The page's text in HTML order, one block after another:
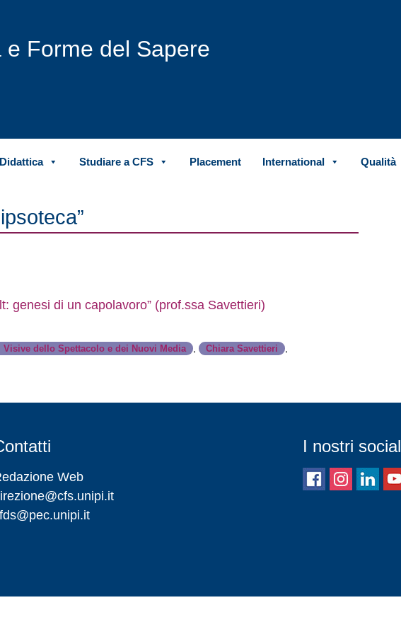
Forme del Sapere
Studiare a CFS Placement International Qualità
genesi di un capolavoro” (prof.ssa Savettieri)
dello Spettacolo e dei Nuovi Media , Chiara Savettieri ,
Web
I nostri social